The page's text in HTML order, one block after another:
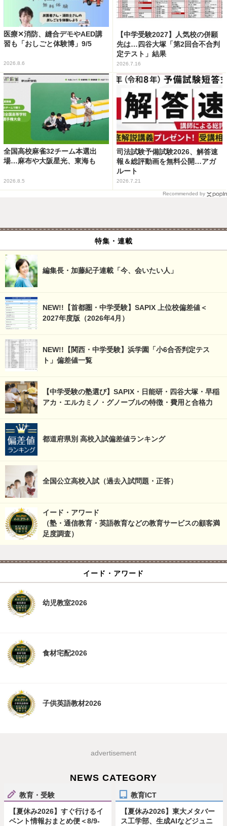
医療✕消防、縫合デモやAED講
習も「おしごと体験博」9/5
2026.8.6
【中学受験2027】人気校の併願
先は…四谷大塚「第2回合不合判
定テスト」結果
2026.7.16
全国高校麻雀32チーム本選出
場…麻布や大阪星光、東海も
2026.8.5
司法試験予備試験2026、解答速
報＆総評動画を無料公開…アガ
ルート
2026.7.21
Recommended by
特集・連載
編集長・加藤紀子連載「今、会いたい人」
NEW!!【首都圏・中学受験】SAPIX 上位校偏差値＜
2027年度版（2026年4月）
NEW!!【関西・中学受験】浜学園「小6合否判定テス
ト」偏差値一覧
【中学受験の塾選び】SAPIX・日能研・四谷大塚・早稲
アカ・エルカミノ・グノーブルの特徴・費用と合格力
都道府県別 高校入試偏差値ランキング
全国公立高校入試（過去入試問題・正答）
イード・アワード
（塾・通信教育・英語教育などの教育サービスの顧客満
足度調査）
イード・アワード
幼児教室2026
食材宅配2026
子供英語教材2026
advertisement
NEWS CATEGORY
教育・受験
【夏休み2026】すぐ行けるイ
ベント情報おまとめ便＜8/9-
教育ICT
【夏休み2026】東大メタバー
ス工学部、生成AIなどジュニ